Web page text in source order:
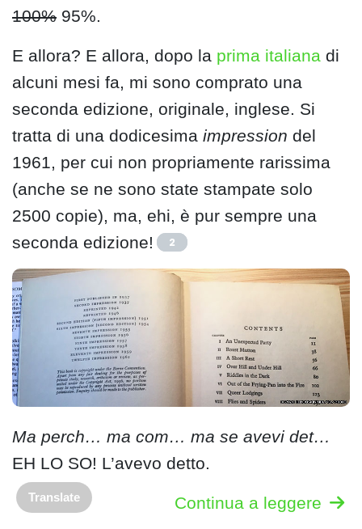
100% 95%.
E allora? E allora, dopo la prima italiana di
alcuni mesi fa, mi sono comprato una
seconda edizione, originale, inglese. Si
tratta di una dodicesima impression del
1961, per cui non propriamente rarissima
(anche se ne sono state stampate solo
2500 copie), ma, ehi, è pur sempre una
seconda edizione!
2
Ma perch… ma com… ma se avevi det…
EH LO SO! L’avevo detto.
Continua a leggere
Translate